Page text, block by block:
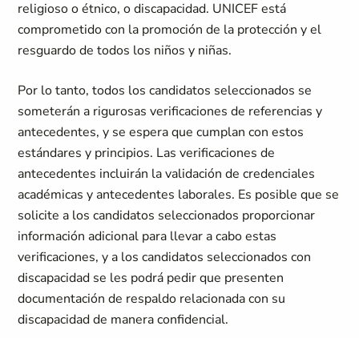
religioso o étnico, o discapacidad. UNICEF está
comprometido con la promoción de la protección y el
resguardo de todos los niños y niñas.
Por lo tanto, todos los candidatos seleccionados se
someterán a rigurosas verificaciones de referencias y
antecedentes, y se espera que cumplan con estos
estándares y principios. Las verificaciones de
antecedentes incluirán la validación de credenciales
académicas y antecedentes laborales. Es posible que se
solicite a los candidatos seleccionados proporcionar
información adicional para llevar a cabo estas
verificaciones, y a los candidatos seleccionados con
discapacidad se les podrá pedir que presenten
documentación de respaldo relacionada con su
discapacidad de manera confidencial.